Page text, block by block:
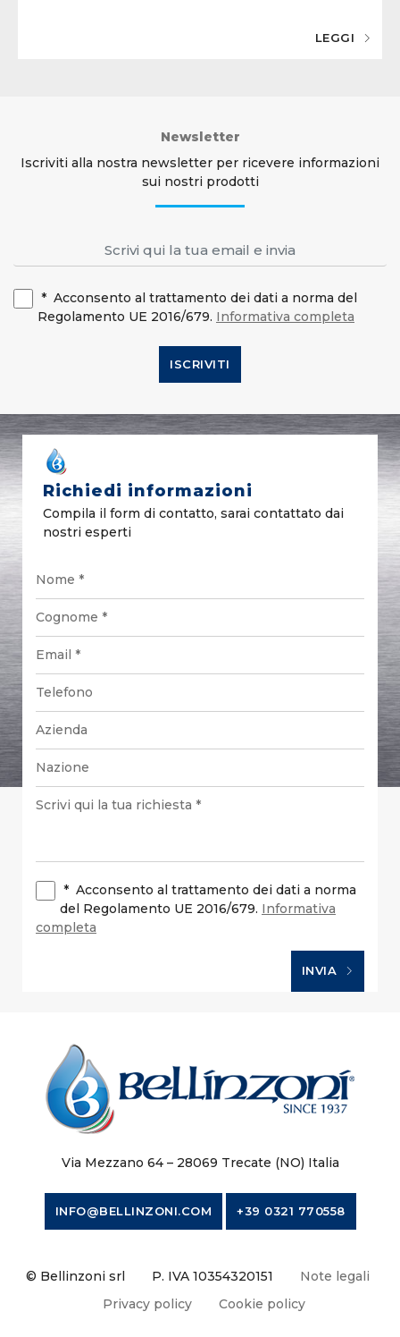
LEGGI
Newsletter
Iscriviti alla nostra newsletter per ricevere informazioni
sui nostri prodotti
* Acconsento al trattamento dei dati a norma del
Regolamento UE 2016/679. Informativa completa
ISCRIVITI
Richiedi informazioni
Compila il form di contatto, sarai contattato dai
nostri esperti
* Acconsento al trattamento dei dati a norma
del Regolamento UE 2016/679. Informativa
completa
INVIA
Via Mezzano 64 – 28069 Trecate (NO) Italia
INFO@BELLINZONI.COM +39 0321 770558
© Bellinzoni srl P. IVA 10354320151
Note legali
Privacy policy
Cookie policy